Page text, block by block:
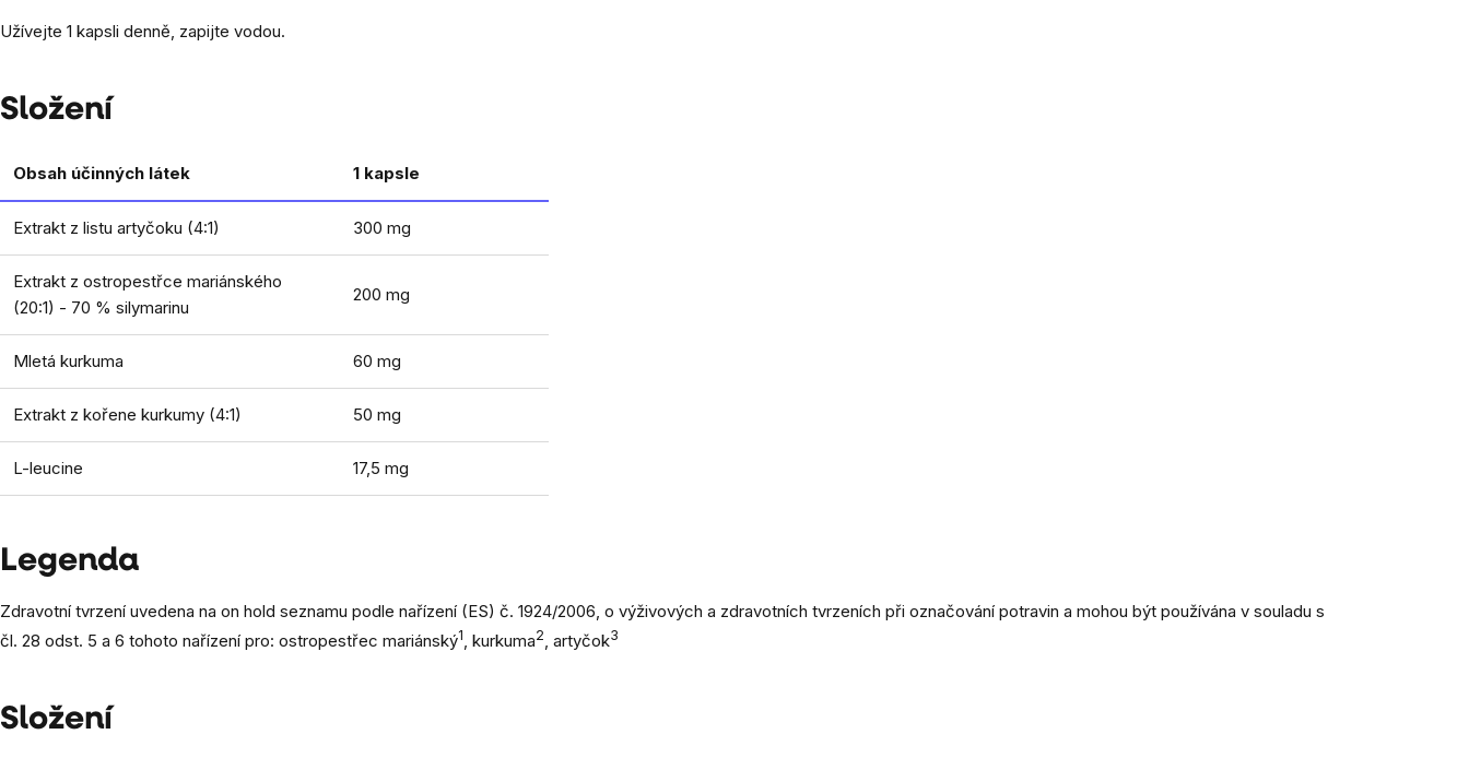
Užívejte 1 kapsli denně, zapijte vodou.
Složení
Obsah účinných látek 1 kapsle
Extrakt z listu artyčoku (4:1) 300 mg
Extrakt z ostropestřce mariánského
(20:1) - 70 % silymarinu
200 mg
Mletá kurkuma 60 mg
Extrakt z kořene kurkumy (4:1) 50 mg
L-leucine 17,5 mg
Legenda
Zdravotní tvrzení uvedena na on hold seznamu podle nařízení (ES) č. 1924/2006, o výživových a zdravotních tvrzeních při označování potravin a mohou být používána v souladu s
čl. 28 odst. 5 a 6 tohoto nařízení pro: ostropestřec mariánský1, kurkuma2, artyčok3
Složení